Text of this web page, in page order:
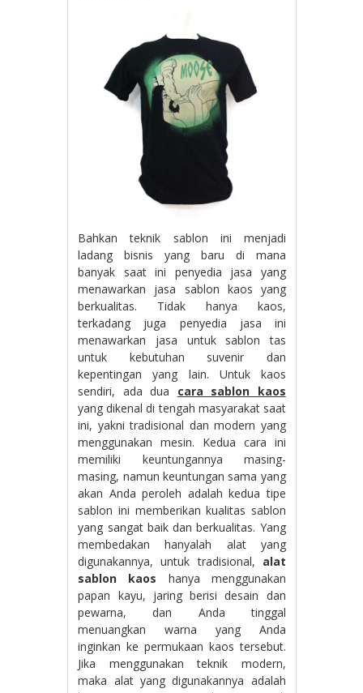
Bahkan teknik sablon ini menjadi
ladang bisnis yang baru di mana
banyak saat ini penyedia jasa yang
menawarkan jasa sablon kaos yang
berkualitas. Tidak hanya kaos,
terkadang juga penyedia jasa ini
menawarkan jasa untuk sablon tas
untuk kebutuhan suvenir dan
kepentingan yang lain. Untuk kaos
sendiri, ada dua cara sablon kaos
yang dikenal di tengah masyarakat saat
ini, yakni tradisional dan modern yang
menggunakan mesin. Kedua cara ini
memiliki keuntungannya masing-
masing, namun keuntungan sama yang
akan Anda peroleh adalah kedua tipe
sablon ini memberikan kualitas sablon
yang sangat baik dan berkualitas. Yang
membedakan hanyalah alat yang
digunakannya, untuk tradisional, alat
sablon kaos hanya menggunakan
papan kayu, jaring berisi desain dan
pewarna, dan Anda tinggal
menuangkan warna yang Anda
inginkan ke permukaan kaos tersebut.
Jika menggunakan teknik modern,
maka alat yang digunakannya adalah